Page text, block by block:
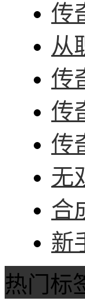
传
从
传
传
传
无
合
新
热门标